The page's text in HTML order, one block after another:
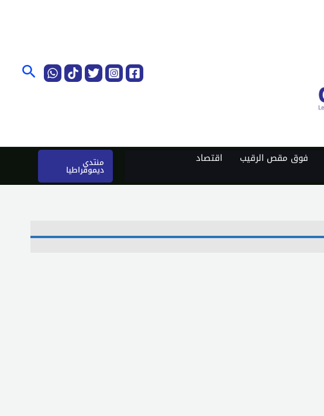
فوق مقص الرقيب
اقتصاد
منتدى
ديموقراطيا